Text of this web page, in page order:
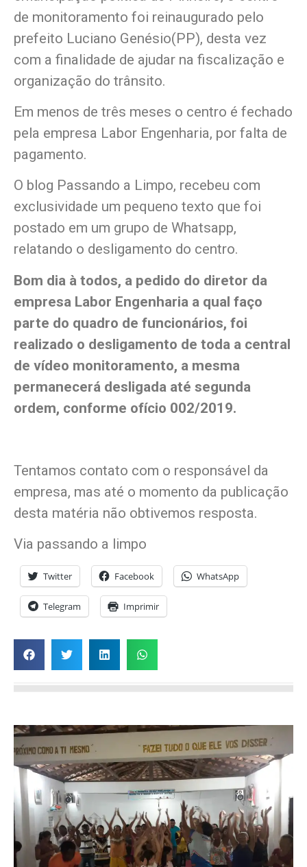
de monitoramento foi reinaugurado pelo
prefeito Luciano Genésio(PP), desta vez
com a finalidade de ajudar na fiscalização e
organização do trânsito.
Em menos de três meses o centro é fechado
pela empresa Labor Engenharia, por falta de
pagamento.
O blog Passando a Limpo, recebeu com
exclusividade um pequeno texto que foi
postado em um grupo de Whatsapp,
relatando o desligamento do centro.
Bom dia à todos, a pedido do diretor da
empresa Labor Engenharia a qual faço
parte do quadro de funcionários, foi
realizado o desligamento de toda a central
de vídeo monitoramento, a mesma
permanecerá desligada até segunda
ordem, conforme ofício 002/2019.
Tentamos contato com o responsável da
empresa, mas até o momento da publicação
desta matéria não obtivemos resposta.
Via passando a limpo
Twitter Facebook WhatsApp
Telegram Imprimir